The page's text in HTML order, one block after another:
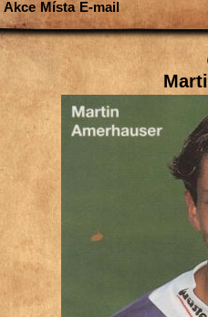
Akce Místa E-mail